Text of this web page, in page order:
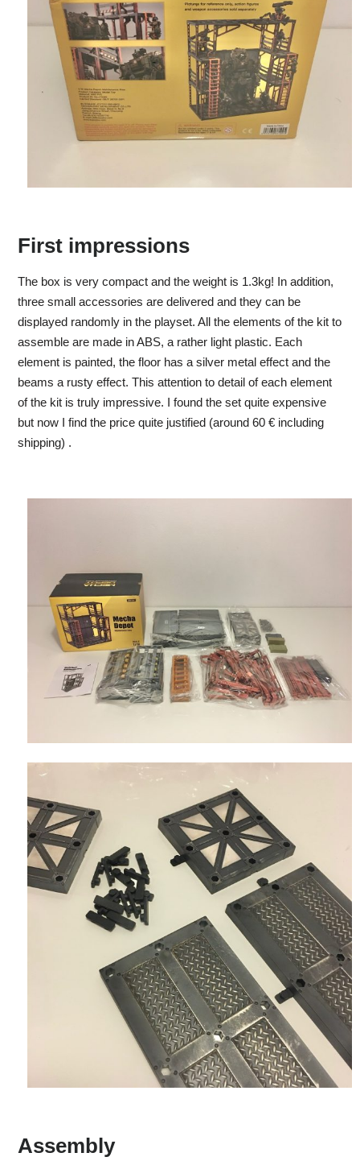
First impressions
The box is very compact and the weight is 1.3kg! In addition,
three small accessories are delivered and they can be
displayed randomly in the playset. All the elements of the kit to
assemble are made in ABS, a rather light plastic. Each
element is painted, the floor has a silver metal effect and the
beams a rusty effect. This attention to detail of each element
of the kit is truly impressive. I found the set quite expensive
but now I find the price quite justified (around 60 € including
shipping) .
Assembly